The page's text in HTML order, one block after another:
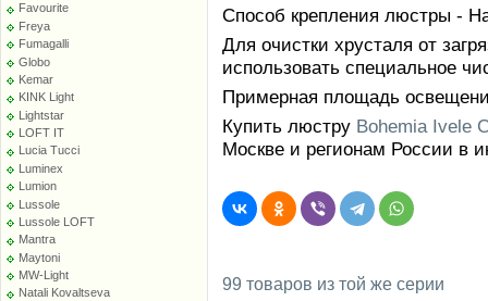
Favourite
Freya
Fumagalli
Globo
Kemar
KINK Light
Lightstar
LOFT IT
Lucia Tucci
Luminex
Lumion
Lussole
Lussole LOFT
Mantra
Maytoni
MW-Light
Natali Kovaltseva
Способ крепления люстры -
Для очистки хрусталя от
использовать специальное
Примерная площадь
Купить люстру Bohemia Ivele
Москве и регионам России в
99 товаров из той же серии